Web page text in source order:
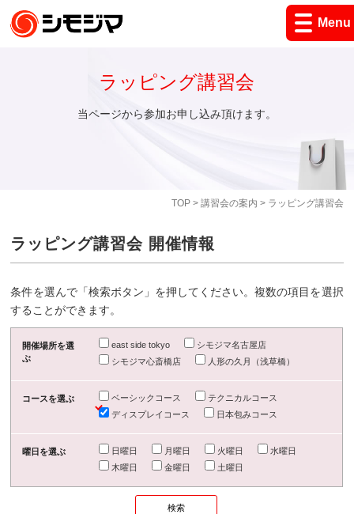
Menu
TOP> 講習会の案内 > ラッピング講習会
ラッピング講習会
当ページから参加お申し込み頂けます。
ラッピング講習会 開催情報
条件を選んで「検索ボタン」を押してください。複数の項目を選択
することができます。
開催場所を選
ぶ
east side tokyo
シモジマ名古屋店
シモジマ心斎橋店
人形の久月（浅草橋）
コースを選ぶ ベーシックコース
テクニカルコース
ディスプレイコース
日本包みコース
曜日を選ぶ 日曜日 月曜日 火曜日
水曜日
木曜日
金曜日 土曜日